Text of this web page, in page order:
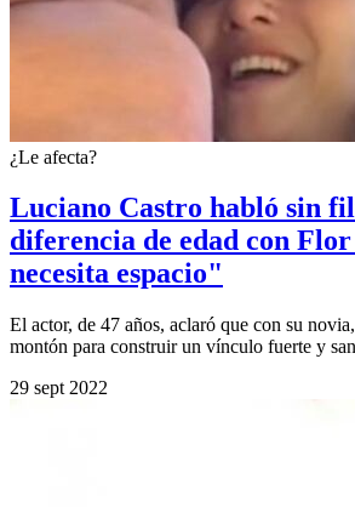
¿Le afecta?
Luciano Castro habló sin
diferencia de edad con
necesita espacio"
El actor, de 47 años, aclaró que con su
montón para construir un vínculo fuerte y
29 sept 2022